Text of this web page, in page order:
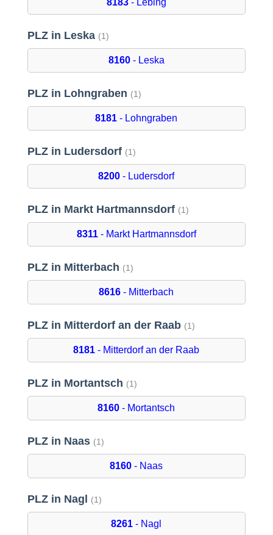
8183- Lebing
PLZ in Leska (1)
8160- Leska
PLZ in Lohngraben (1)
8181 - Lohngraben
PLZ in Ludersdorf (1)
8200 - Ludersdorf
PLZ in Markt Hartmannsdorf (1)
8311- Markt Hartmannsdorf
PLZ in Mitterbach (1)
8616 - Mitterbach
PLZ in Mitterdorf an der Raab (1)
8181 - Mitterdorf an der Raab
PLZ in Mortantsch (1)
8160 - Mortantsch
PLZ in Naas (1)
8160 - Naas
PLZ in Nagl (1)
8261 - Nagl